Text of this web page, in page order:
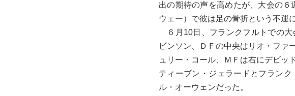
出の期待の声を高めたが、大会の
ウェー）で彼は足の骨折という不運
６月10日、フランクフルトでの大
ビンソン、ＤＦの中央はリオ・ファ
ュリー・コール、ＭＦは右にデビッ
ティーブン・ジェラードとフラン
ル・オーウェンだった。